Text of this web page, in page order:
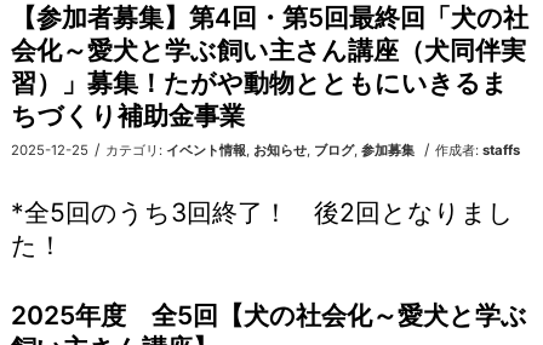
【参加者募集】第4回・第5回最終回「犬の社
会化～愛犬と学ぶ飼い主さん講座（犬同伴実
習）」募集！たがや動物とともにいきるま
ちづくり補助金事業
2025-12-25 / カテゴリ: イベント情報, お知らせ, ブログ, 参加募集 / 作成者: staffs
*全5回のうち3回終了！ 後2回となりまし
た！
2025年度 全5回【犬の社会化～愛犬と学ぶ